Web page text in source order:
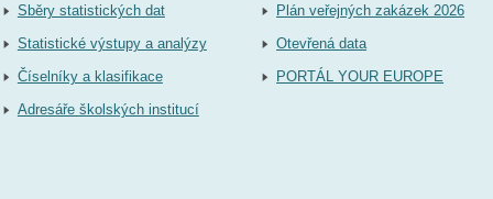
Sběry statistických dat
Statistické výstupy a analýzy
Číselníky a klasifikace
Adresáře školských institucí
Plán veřejných zakázek 2026
Otevřená data
PORTÁL YOUR EUROPE